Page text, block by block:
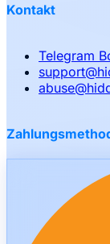
Kontakt
Telegram
support@
abuse@